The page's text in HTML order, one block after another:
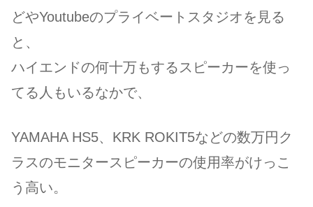
どやYoutubeのプライベートスタジオを見る
と、
ハイエンドの何十万もするスピーカーを使っ
てる人もいるなかで、
YAMAHA HS5、KRK ROKIT5などの数万円ク
ラスのモニタースピーカーの使用率がけっこ
う高い。